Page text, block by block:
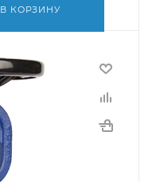
В КОРЗИНУ